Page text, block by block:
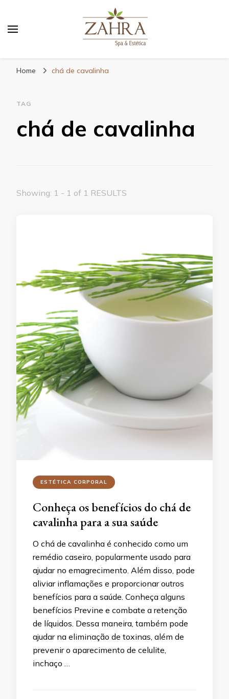
e relaxamento
Home chá de cavalinha
TAG
chá de cavalinha
Showing: 1 - 1 of 1 RESULTS
ESTÉTICA CORPORAL
Conheça os benefícios do chá de
cavalinha para a sua saúde
O chá de cavalinha é conhecido como um
remédio caseiro, popularmente usado para
ajudar no emagrecimento. Além disso, pode
aliviar inflamações e proporcionar outros
benefícios para a saúde. Conheça alguns
benefícios Previne e combate a retenção
de líquidos. Dessa maneira, também pode
ajudar na eliminação de toxinas, além de
prevenir o aparecimento de celulite,
inchaço …